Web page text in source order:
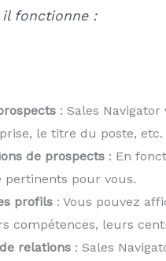
fonctionne :
: Sales
le titre du poste,
de prospects: En
pour vous.
profils : Vous pouvez
compétences, leurs
relations : Sales